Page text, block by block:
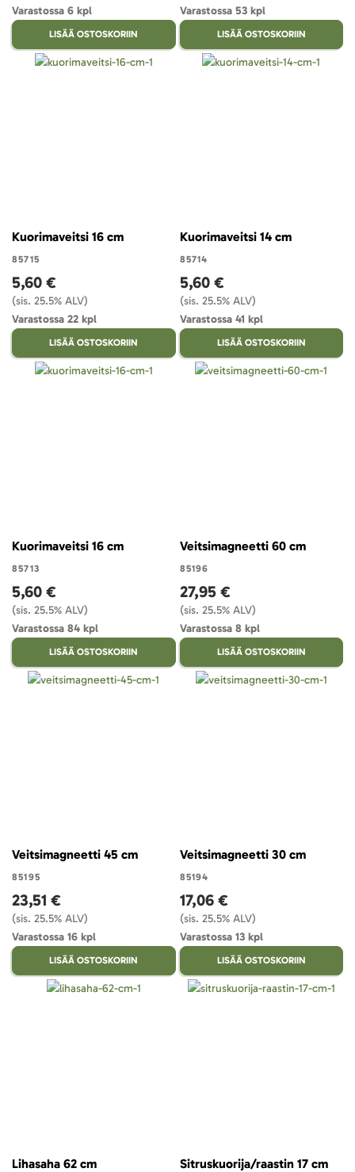
Varastossa 6 kpl
LISÄÄ OSTOSKORIIN
Varastossa 53 kpl
LISÄÄ OSTOSKORIIN
Kuorimaveitsi 16 cm
85715
5,60 €
(sis. 25.5% ALV)
Varastossa 22 kpl
LISÄÄ OSTOSKORIIN
Kuorimaveitsi 14 cm
85714
5,60 €
(sis. 25.5% ALV)
Varastossa 41 kpl
LISÄÄ OSTOSKORIIN
Kuorimaveitsi 16 cm
85713
5,60 €
(sis. 25.5% ALV)
Varastossa 84 kpl
LISÄÄ OSTOSKORIIN
Veitsimagneetti 60 cm
85196
27,95 €
(sis. 25.5% ALV)
Varastossa 8 kpl
LISÄÄ OSTOSKORIIN
Veitsimagneetti 45 cm
85195
23,51 €
(sis. 25.5% ALV)
Varastossa 16 kpl
LISÄÄ OSTOSKORIIN
Veitsimagneetti 30 cm
85194
17,06 €
(sis. 25.5% ALV)
Varastossa 13 kpl
LISÄÄ OSTOSKORIIN
Lihasaha 62 cm Sitruskuorija/raastin 17 cm